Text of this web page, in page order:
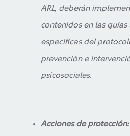
ARL, deberán
contenidos en las guías
especificas del
prevención e
psicosociales.
Acciones de protección: